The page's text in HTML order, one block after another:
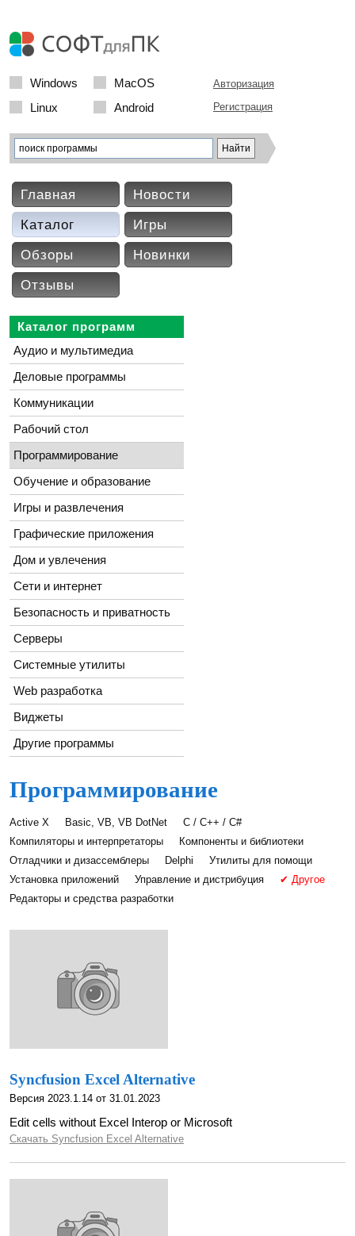
Windows
MacOS
Linux
Android
Авторизация
Регистрация
Главная
Новости
Каталог
Игры
Обзоры
Новинки
Отзывы
Каталог программ
Аудио и мультимедиа
Деловые программы
Коммуникации
Рабочий стол
Программирование
Обучение и образование
Игры и развлечения
Графические приложения
Дом и увлечения
Сети и интернет
Безопасность и приватность
Серверы
Системные утилиты
Web разработка
Виджеты
Другие программы
Программирование
Active X Basic, VB, VB DotNet
C / C++ / C#
Компиляторы и интерпретаторы
Компоненты и библиотеки
Отладчики и дизассемблеры
Delphi
Утилиты для помощи
Установка приложений
Управление и дистрибуция
✔ Другое
Редакторы и средства разработки
Syncfusion Excel Alternative
Версия 2023.1.14 от 31.01.2023
Edit cells without Excel Interop or Microsoft
Скачать Syncfusion Excel Alternative